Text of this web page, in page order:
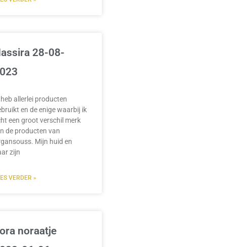
28-08-
allerlei producten
en de enige waarbij ik
een groot verschil merk
de producten van
Mijn huid en
zijn
VERDER »
noraatje